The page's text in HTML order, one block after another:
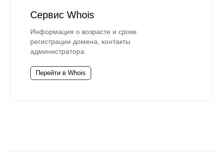
Сервис Whois
Информация о возрасте и сроке
регистрации домена, контакты
администратора.
Перейти в Whois